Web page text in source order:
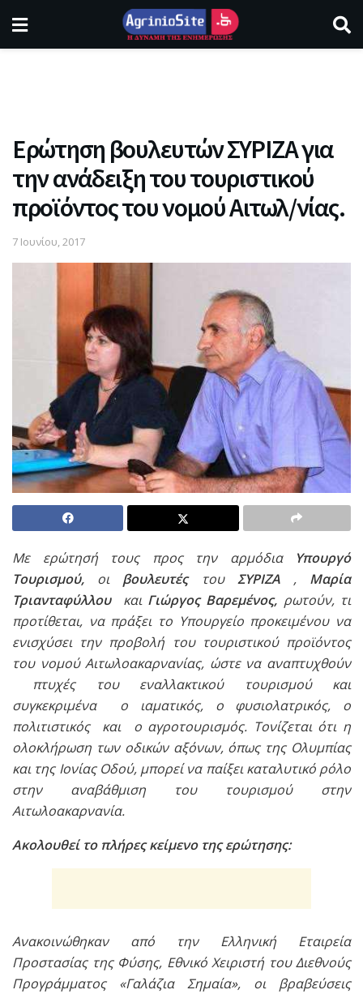
Ερώτηση βουλευτών ΣΥΡΙΖΑ για
την ανάδειξη του τουριστικού
προϊόντος του νομού Αιτωλ/νίας.
7 Ιουνίου, 2017
Με ερώτησή τους προς την αρμόδια
Υπουργό
Τουρισμού, οι βουλευτές του ΣΥΡΙΖΑ , Μαρία
Τριανταφύλλουκαι Γιώργος Βαρεμένος, ρωτούν, τι
προτίθεται, να πράξει το Υπουργείο προκειμένου να
ενισχύσει την προβολή του τουριστικού προϊόντος
του νομού Αιτωλοακαρνανίας, ώστε να αναπτυχθούν
πτυχές του εναλλακτικού τουρισμού και
συγκεκριμένα ο ιαματικός, ο φυσιολατρικός, ο
πολιτιστικός και ο αγροτουρισμός. Τονίζεται ότι η
ολοκλήρωση των οδικών αξόνων, όπως της Ολυμπίας
και της Ιονίας Οδού, μπορεί να παίξει καταλυτικό ρόλο
στην αναβάθμιση του τουρισμού στην
Αιτωλοακαρνανία.
Ακολουθεί το πλήρες κείμενο της ερώτησης:
Ανακοινώθηκαν από την Ελληνική Εταιρεία
Προστασίας της Φύσης, Εθνικό Χειριστή του Διεθνούς
Προγράμματος «Γαλάζια Σημαία», οι βραβεύσεις